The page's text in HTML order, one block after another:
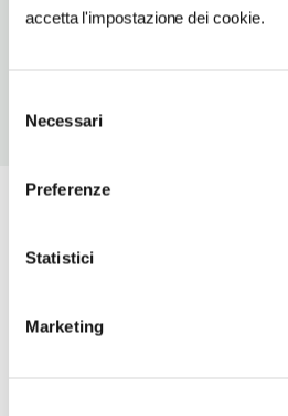
accetta l'impostazione dei cookie.
delNecessari
Preferenze
Statistici
Marketing
CONDIZIONI DI VISITA